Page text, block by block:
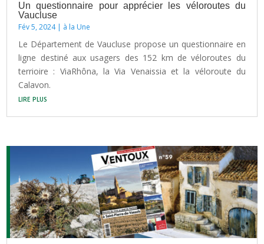
Un questionnaire pour apprécier les véloroutes du
Vaucluse
Fév 5, 2024| à la Une
Le Département de Vaucluse propose un questionnaire en
ligne destiné aux usagers des 152 km de véloroutes du
terrioire : ViaRhôna, la Via Venaissia et la véloroute du
Calavon.
lire plus